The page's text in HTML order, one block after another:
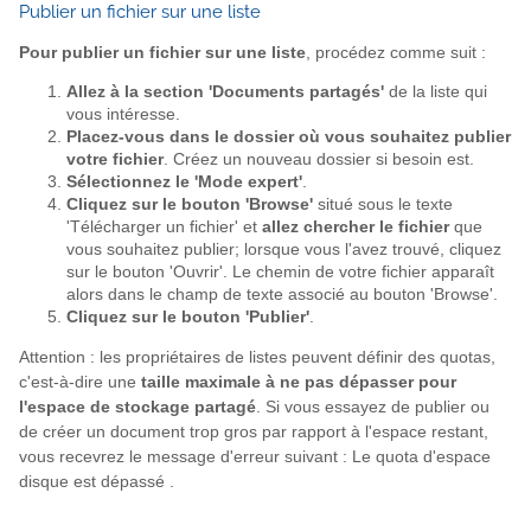
Publier un fichier sur une liste
Pour publier un fichier sur une liste , procédez comme suit :
Allez à la section 'Documents partagés' de la liste qui
vous intéresse.
Placez-vous dans le dossier où vous souhaitez publier
votre fichier. Créez un nouveau dossier si besoin est.
Sélectionnez le 'Mode expert'.
Cliquez sur le bouton 'Browse' situé sous le texte
'Télécharger un fichier' et allez chercher le fichierque
vous souhaitez publier; lorsque vous l'avez trouvé, cliquez
sur le bouton 'Ouvrir'. Le chemin de votre fichier apparaît
alors dans le champ de texte associé au bouton 'Browse'.
Cliquez sur le bouton 'Publier'.
Attention : les propriétaires de listes peuvent définir des quotas,
c'est-à-dire une taille maximale à ne pas dépasser pour
l'espace de stockage partagé. Si vous essayez de publier ou
de créer un document trop gros par rapport à l'espace restant,
vous recevrez le message d'erreur suivant : Le quota d'espace
disque est dépassé .